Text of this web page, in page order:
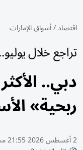
اقتصاد/أسواق الإمارات
تراجع خلال
دبي..
ربحية»
2 أغسطس 2026 21:55 مساء